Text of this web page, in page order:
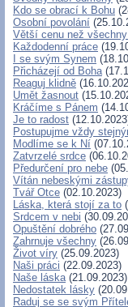
Kdo se obrací k Bohu
Osobní povolání
Větší cenu než
Každodenní práce
I se svým Synem
Přicházejí od Boha
Reaguj klidně
Umět žasnout
Kráčíme s Pánem
Je to radost
Postupujme vždy
Modlíme se k Ní
Zatvrzelé srdce
Předurčení pro nebe
Vítán nebeskými
Tvář Otce (02.10.2023)
Láska, která stojí za to
Srdcem v nebi
Opuštění dobrého
Zahrnuje všechny
Život víry (25.09.2023)
Naši práci (22.09.2023)
Naše láska(21.09.2023)
Nedostatek lásky
Raduj se se svým